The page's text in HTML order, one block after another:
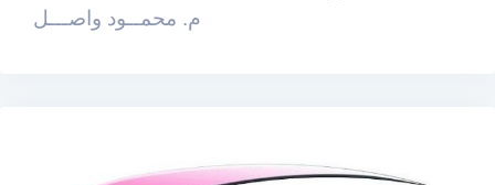
م. محمــود واصـــل